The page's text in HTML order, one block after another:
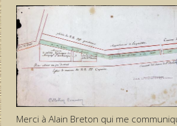
Merci à Alain Breton qui me